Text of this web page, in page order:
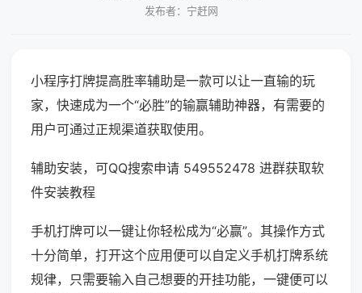
发布者：宁赶网
小程序打牌提高胜率辅助是一款可以让一直输的玩
家，快速成为一个“必胜”的输赢辅助神器，有需要的
用户可通过正规渠道获取使用。
辅助安装，可QQ搜索申请 549552478 进群获取软
件安装教程
手机打牌可以一键让你轻松成为“必赢”。其操作方式
十分简单，打开这个应用便可以自定义手机打牌系统
规律，只需要输入自己想要的开挂功能，一键便可以